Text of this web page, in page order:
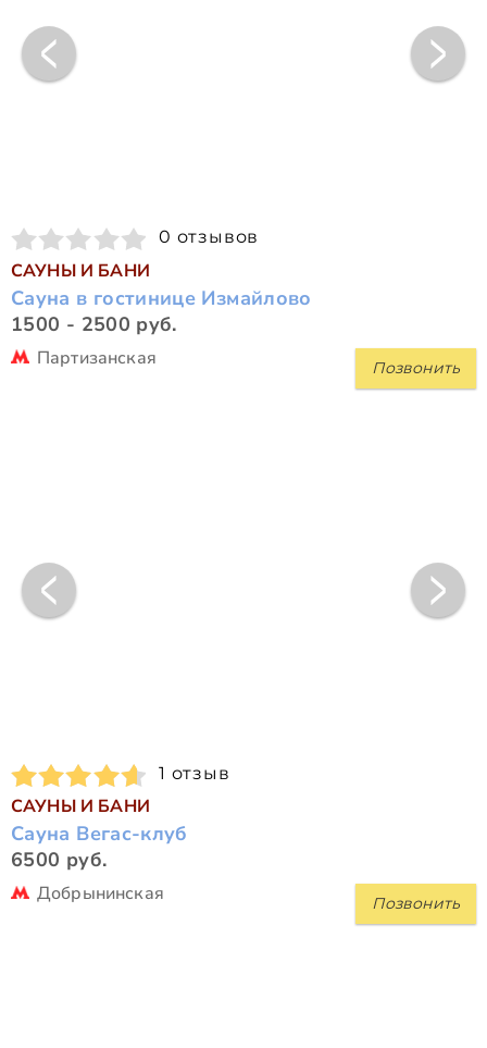
0 отзывов
САУНЫ И БАНИ
Сауна в гостинице Измайлово
1500 - 2500 руб.
Позвонить
Партизанская
1 отзыв
САУНЫ И БАНИ
Сауна Вегас-клуб
6500 руб.
Позвонить
Добрынинская